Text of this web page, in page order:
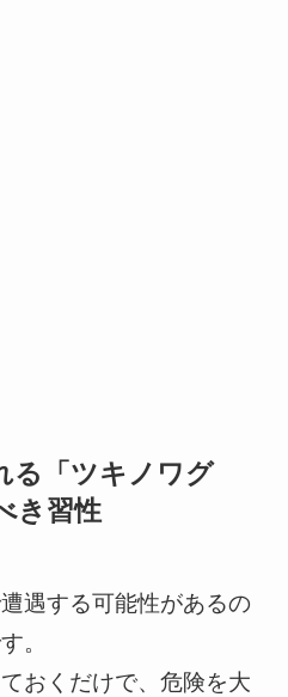
る「ツキノワグ
き習性
遇する可能性があるの
。
おくだけで、危険を大